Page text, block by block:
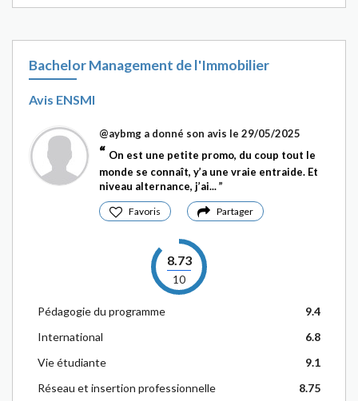
Bachelor Management de l'Immobilier
Avis ENSMI
@aybmg a donné son avis le 29/05/2025
On est une petite promo, du coup tout le
monde se connaît, y’a une vraie entraide. Et
niveau alternance, j’ai...
Favoris Partager
8.73
10
Pédagogie du programme
9.4
International
6.8
Vie étudiante
9.1
Réseau et insertion professionnelle
8.75